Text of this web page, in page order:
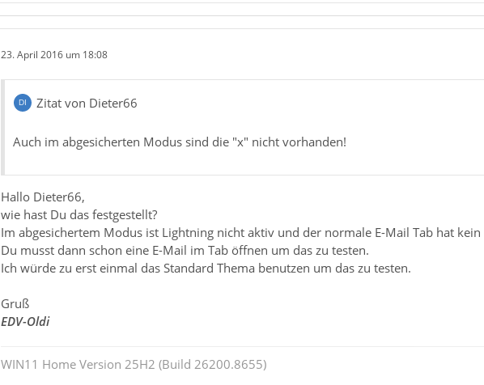
23. April 2016 um 18:08
Zitat von Dieter66
Auch im abgesicherten Modus sind die "x" nicht vorhanden!
Hallo Dieter66,
wie hast Du das festgestellt?
Im abgesichertem Modus ist Lightning nicht aktiv und der normale E-Mail Tab hat kein
Du musst dann schon eine E-Mail im Tab öffnen um das zu testen.
Ich würde zu erst einmal das Standard Thema benutzen um das zu testen.
Gruß
EDV-Oldi
WIN11 Home Version 25H2 (Build 26200.8655)